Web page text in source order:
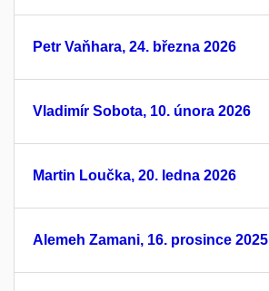
Petr Vaňhara, 24. března 2026
Vladimír Sobota, 10. února 2026
Martin Loučka, 20. ledna 2026
Alemeh Zamani, 16. prosince 2025